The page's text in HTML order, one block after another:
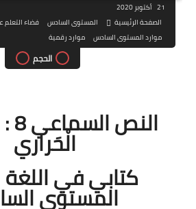
21 أكتوبر 2020
الصفحة الرئيسية
المستوى السادس فضاء التعلم
موارد المستوى السادس
موارد رقمية
الحجم
الْحَراري
كتابي في اللغة
المستوى